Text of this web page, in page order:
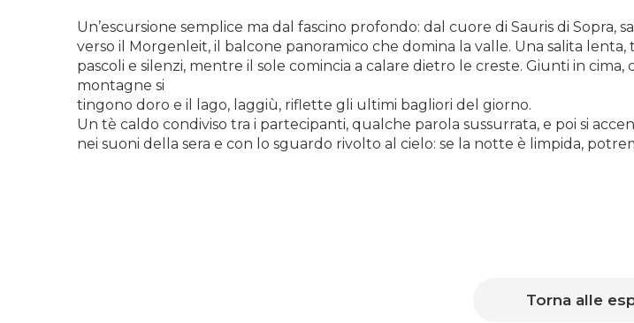
Un’escursione semplice ma dal fascino profondo: dal cuore di Sauris di Sopra,
verso il Morgenleit, il balcone panoramico che domina la valle. Una salita lenta,
pascoli e silenzi, mentre il sole comincia a calare dietro le creste. Giunti in
montagne si
tingono doro e il lago, laggiù, riflette gli ultimi bagliori del giorno.
Un tè caldo condiviso tra i partecipanti, qualche parola sussurrata, e poi si
nei suoni della sera e con lo sguardo rivolto al cielo: se la notte è limpida,
Torna alle